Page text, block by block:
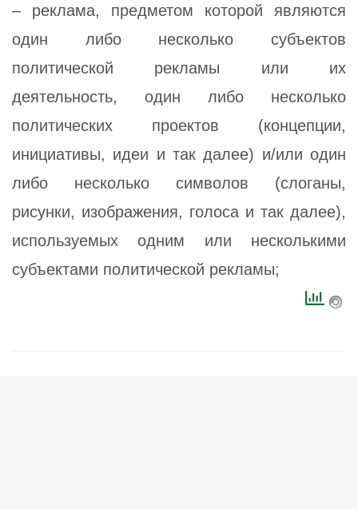
– реклама, предметом которой являются
один либо несколько субъектов
политической рекламы или их
деятельность, один либо несколько
политических проектов (концепции,
инициативы, идеи и так далее) и/или один
либо несколько символов (слоганы,
рисунки, изображения, голоса и так далее),
используемых одним или несколькими
субъектами политической рекламы;